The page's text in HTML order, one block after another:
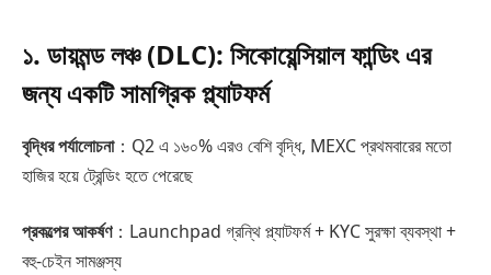
১. ডায়মন্ড লঞ্চ (DLC): সিকোয়েন্সিয়াল ফান্ডিং এর
জন্য একটি সামগ্রিক প্ল্যাটফর্ম
বৃদ্ধির পর্যালোচনা：Q2 এ ১৬০% এরও বেশি বৃদ্ধি, MEXC প্রথমবারের মতো
হাজির হয়ে ট্রেন্ডিং হতে পেরেছে
প্রকল্পের আকর্ষণ：Launchpad গ্রন্থি প্ল্যাটফর্ম + KYC সুরক্ষা ব্যবস্থা +
বহু-চেইন সামঞ্জস্য